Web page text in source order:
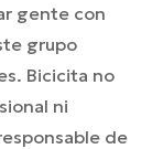
gente con
grupo
Bicicita no
ni
de